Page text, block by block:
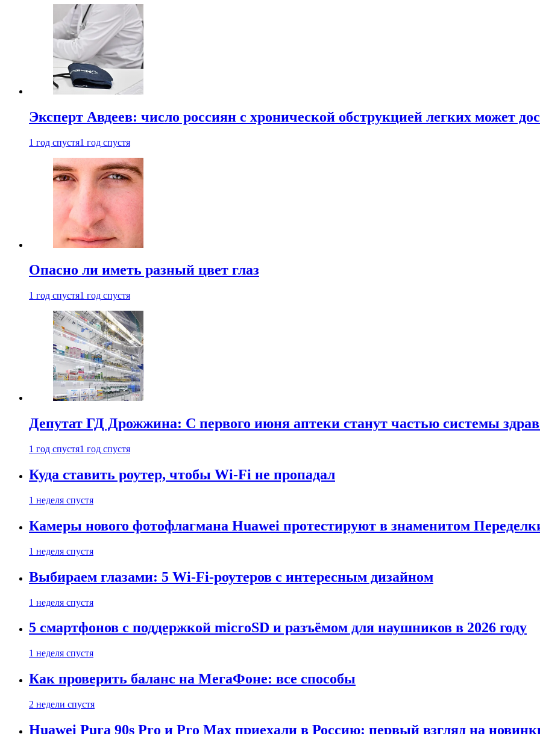
Эксперт Авдеев: число россиян с хронической обструкцией легких может
1 год спустя1 год спустя
Опасно ли иметь разный цвет глаз
1 год спустя1 год спустя
Депутат ГД Дрожжина: С первого июня аптеки станут частью системы
1 год спустя1 год спустя
Куда ставить роутер, чтобы Wi-Fi не пропадал
1 неделя спустя
Камеры нового фотофлагмана Huawei протестируют в знаменитом
1 неделя спустя
Выбираем глазами: 5 Wi-Fi-роутеров с интересным дизайном
1 неделя спустя
5 смартфонов с поддержкой microSD и разъёмом для наушников в 2026 году
1 неделя спустя
Как проверить баланс на МегаФоне: все способы
2 недели спустя
Huawei Pura 90s Pro и Pro Max приехали в Россию: первый взгляд на